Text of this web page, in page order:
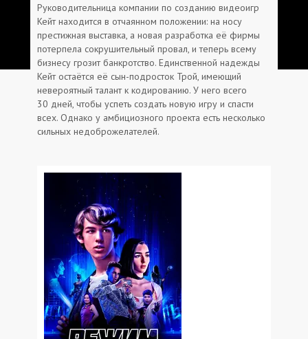
Руководительница компании по созданию видеоигр
Кейт находится в отчаянном положении: на носу
престижная выставка, а новая разработка её фирмы
потерпела сокрушительный провал, и теперь всему
бизнесу грозит банкротство. Единственной надежды
Кейт остаётся её сын-подросток Трой, имеющий
невероятный талант к кодированию. У него всего
30 дней, чтобы успеть создать новую игру и спасти
всех. Однако у амбициозного проекта есть несколько
сильных недоброжелателей.